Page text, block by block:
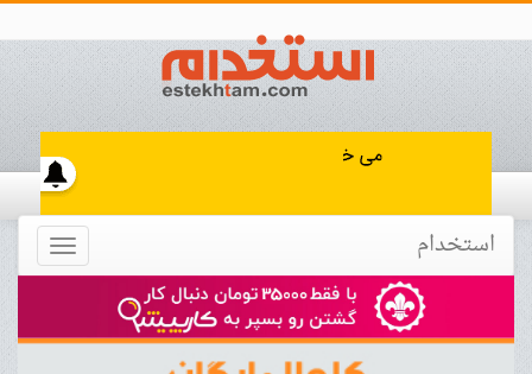
Toggle استخدام